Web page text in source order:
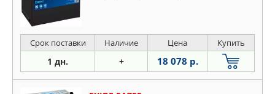
Срок поставки Наличие Цена Купить
1 дн. + 18 078 р.